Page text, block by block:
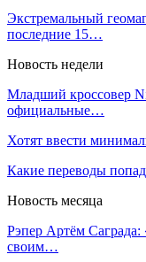
Экстремальный
последние 15…
Новость недели
Младший кроссовер
официальные…
Хотят ввести
Какие переводы
Новость месяца
Рэпер Артём
своим…